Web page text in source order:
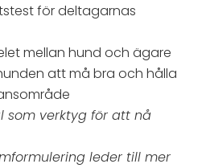
för deltagarnas
mellan hund och ägare
att må bra och hålla
som verktyg för att nå
leder till mer